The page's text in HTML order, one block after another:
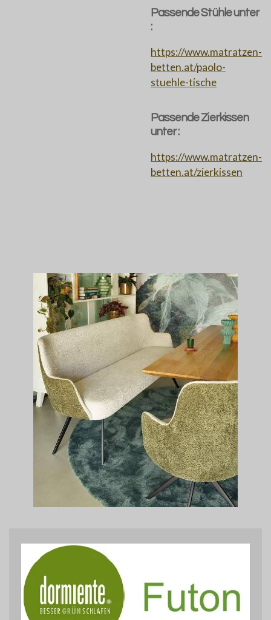
Passende Stühle unter
:
https://www.matratzen-
betten.at/paolo-
stuehle-tische
Passende Zierkissen
unter :
https://www.matratzen-
betten.at/zierkissen